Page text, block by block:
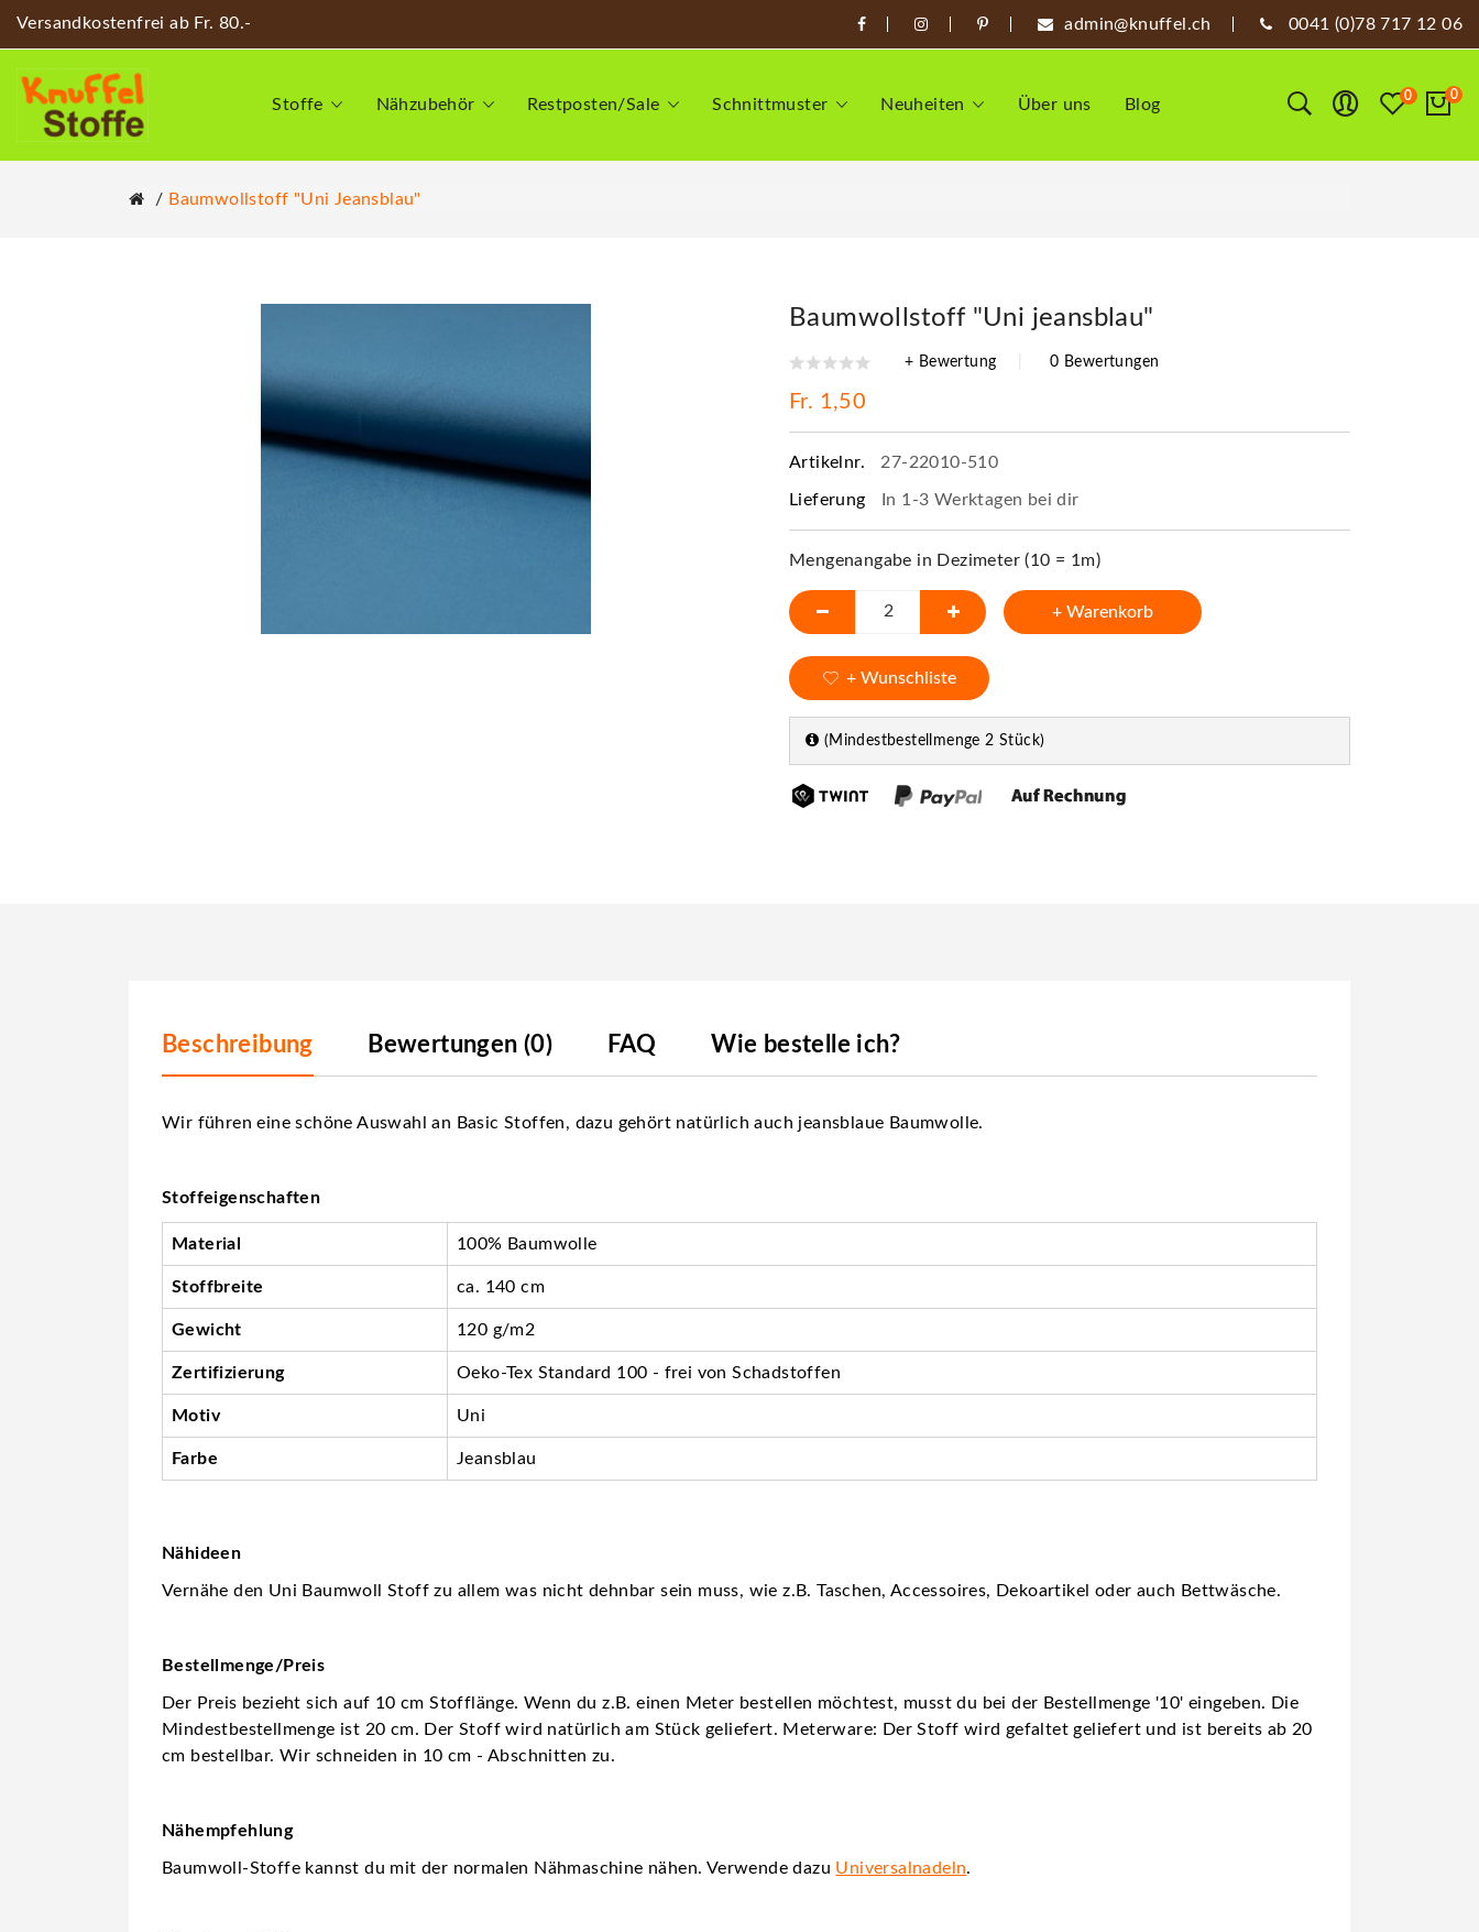
Versandkostenfrei ab Fr. 80.- admin@knuffel.ch 0041 (0)78 717 12 06
Stoffe Nähzubehör Restposten/Sale Schnittmuster Neuheiten Über uns Blog 0 0
Baumwollstoff "Uni Jeansblau"
Baumwollstoff "Uni jeansblau"
+ Bewertung 0 Bewertungen
Fr. 1,50
Artikelnr. 27-22010-510
Lieferung In 1-3 Werktagen bei dir
Mengenangabe in Dezimeter (10 = 1m)
+ Warenkorb
+ Wunschliste
(Mindestbestellmenge 2 Stück)
Beschreibung Bewertungen (0) FAQ Wie bestelle ich?
Wir führen eine schöne Auswahl an Basic Stoffen, dazu gehört natürlich auch jeansblaue Baumwolle.
Stoffeigenschaften
Material 100% Baumwolle
Stoffbreite ca. 140 cm
Gewicht 120 g/m2
Zertifizierung Oeko-Tex Standard 100 - frei von Schadstoffen
Motiv Uni
Farbe Jeansblau
Nähideen
Vernähe den Uni Baumwoll Stoff zu allem was nicht dehnbar sein muss, wie z.B. Taschen, Accessoires, Dekoartikel oder auch Bettwäsche.
Bestellmenge/Preis
Der Preis bezieht sich auf 10 cm Stofflänge. Wenn du z.B. einen Meter bestellen möchtest, musst du bei der Bestellmenge '10' eingeben. Die
Mindestbestellmenge ist 20 cm. Der Stoff wird natürlich am Stück geliefert. Meterware: Der Stoff wird gefaltet geliefert und ist bereits ab 20
cm bestellbar. Wir schneiden in 10 cm - Abschnitten zu.
Nähempfehlung
Baumwoll-Stoffe kannst du mit der normalen Nähmaschine nähen. Verwende dazu Universalnadeln.